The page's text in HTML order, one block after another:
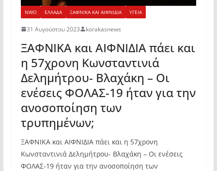
NWO ΕΛΛΑΔΑ ΞΑΦΝΙΚΑ ΚΑΙ ΑΙΦΝΙΔΙΑ ΥΓΕΙΑ
31 Αυγούστου 2023 korakasnews
ΞΑΦΝΙΚΑ και ΑΙΦΝΙΔΙΑ πάει και
η 57χρονη Κωνσταντινιά
Δελημήτρου- Βλαχάκη – Οι
ενέσεις ΦΟΛΑΣ-19 ήταν για την
ανοσοποίηση των
τρυπημένων;
ΞΑΦΝΙΚΑ και ΑΙΦΝΙΔΙΑ πάει και η 57χρονη
Κωνσταντινιά Δελημήτρου- Βλαχάκη – Οι ενέσεις
ΦΟΛΑΣ-19 ήταν για την ανοσοποίηση των